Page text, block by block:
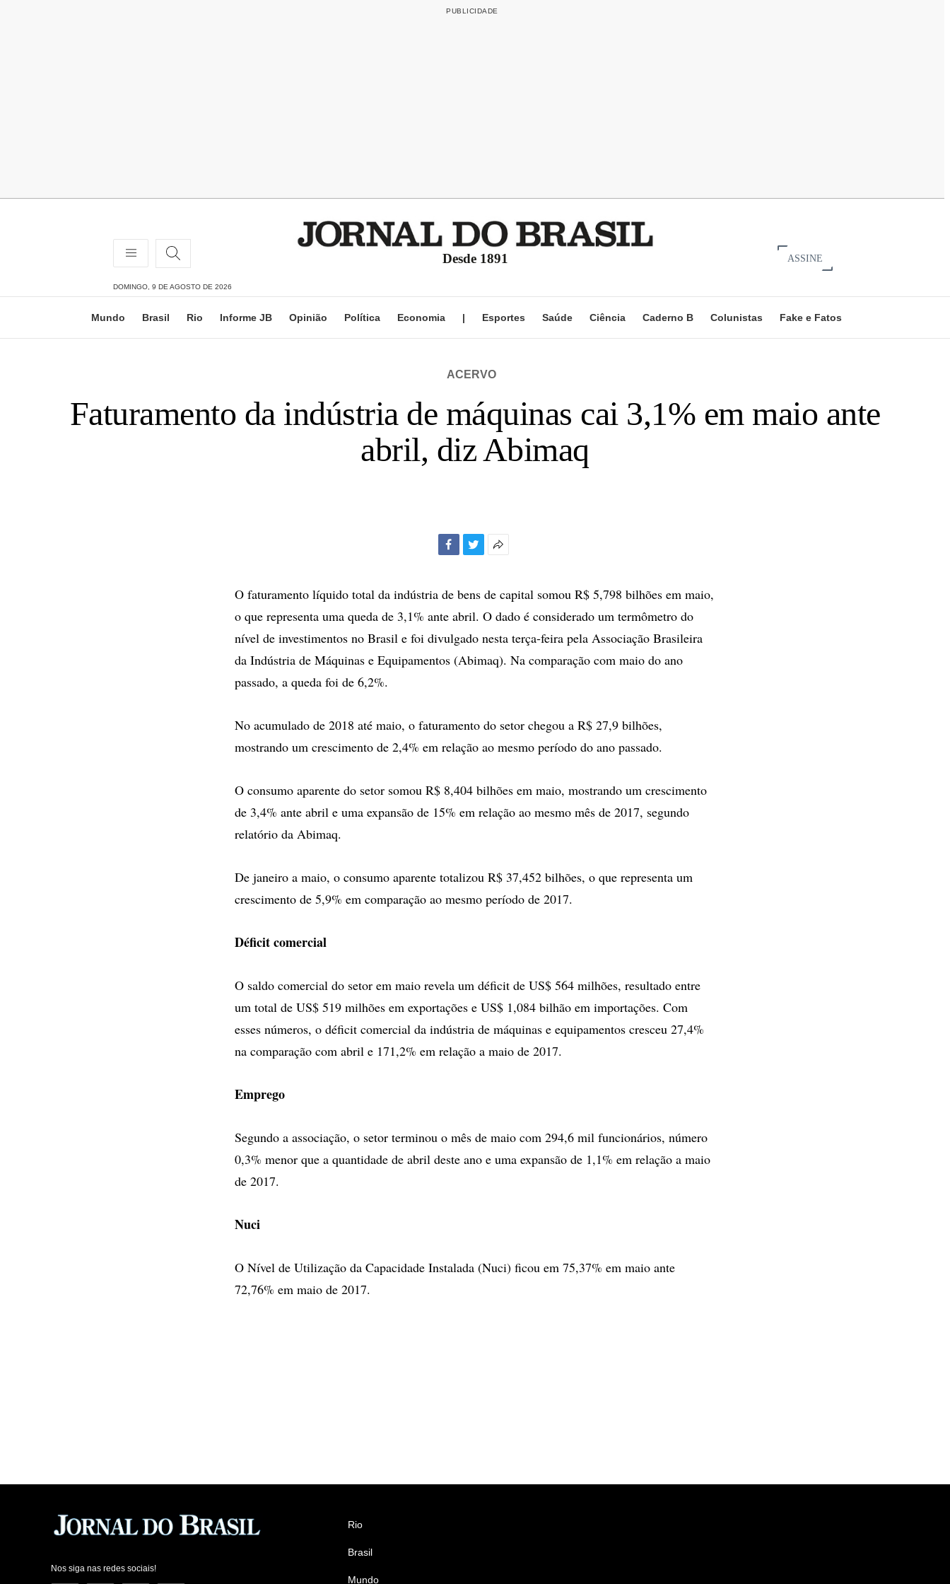
Desde 1891 ASSINE
DOMINGO, 9 DE AGOSTO DE 2026
Mundo Brasil Rio Informe JB Opinião Política Economia | Esportes Saúde Ciência Caderno B Colunistas Fake e Fatos
ACERVO
Faturamento da indústria de máquinas cai 3,1% em maio ante
abril, diz Abimaq
compartilhamento
O faturamento líquido total da indústria de bens de capital somou R$ 5,798 bilhões em maio,
o que representa uma queda de 3,1% ante abril. O dado é considerado um termômetro do
nível de investimentos no Brasil e foi divulgado nesta terça-feira pela Associação Brasileira
da Indústria de Máquinas e Equipamentos (Abimaq). Na comparação com maio do ano
passado, a queda foi de 6,2%.
No acumulado de 2018 até maio, o faturamento do setor chegou a R$ 27,9 bilhões,
mostrando um crescimento de 2,4% em relação ao mesmo período do ano passado.
O consumo aparente do setor somou R$ 8,404 bilhões em maio, mostrando um crescimento
de 3,4% ante abril e uma expansão de 15% em relação ao mesmo mês de 2017, segundo
relatório da Abimaq.
De janeiro a maio, o consumo aparente totalizou R$ 37,452 bilhões, o que representa um
crescimento de 5,9% em comparação ao mesmo período de 2017.
Déficit comercial
O saldo comercial do setor em maio revela um déficit de US$ 564 milhões, resultado entre
um total de US$ 519 milhões em exportações e US$ 1,084 bilhão em importações. Com
esses números, o déficit comercial da indústria de máquinas e equipamentos cresceu 27,4%
na comparação com abril e 171,2% em relação a maio de 2017.
Emprego
Segundo a associação, o setor terminou o mês de maio com 294,6 mil funcionários, número
0,3% menor que a quantidade de abril deste ano e uma expansão de 1,1% em relação a maio
de 2017.
Nuci
O Nível de Utilização da Capacidade Instalada (Nuci) ficou em 75,37% em maio ante
72,76% em maio de 2017.
Nos siga nas redes sociais!
Rio
Brasil
Mundo